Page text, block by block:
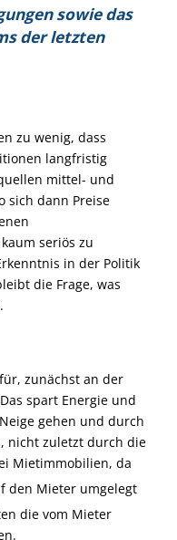
sowie das
der letzten
zu wenig, dass
langfristig
mittel- und
sich dann Preise
seriös zu
in der Politik
die Frage, was
zunächst an der
spart Energie und
gehen und durch
nicht zuletzt durch die
Mietimmobilien, da
den Mieter umgelegt
die vom Mieter